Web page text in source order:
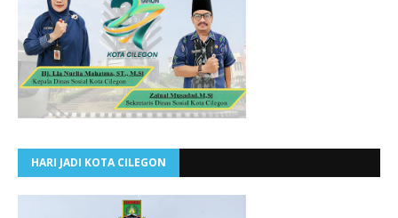
HARI JADI KOTA CILEGON